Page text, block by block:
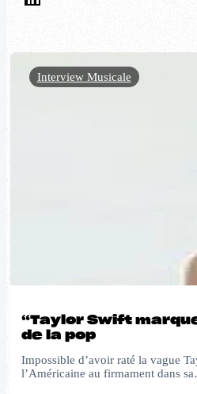
“Taylor Swift
de la pop
Impossible d’avoir raté la vague
l’Américaine au firmament dans
Interview Musicale